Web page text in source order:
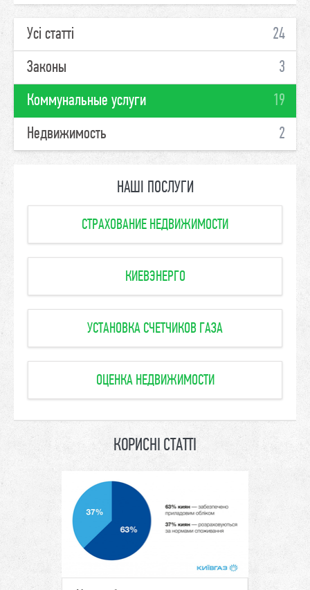
Усі статті
24
Законы
3
Коммунальные услуги
19
Недвижимость
2
НАШІ ПОСЛУГИ
СТРАХОВАНИЕ НЕДВИЖИМОСТИ
КИЕВЭНЕРГО
УСТАНОВКА СЧЕТЧИКОВ ГАЗА
ОЦЕНКА НЕДВИЖИМОСТИ
КОРИСНІ СТАТТІ